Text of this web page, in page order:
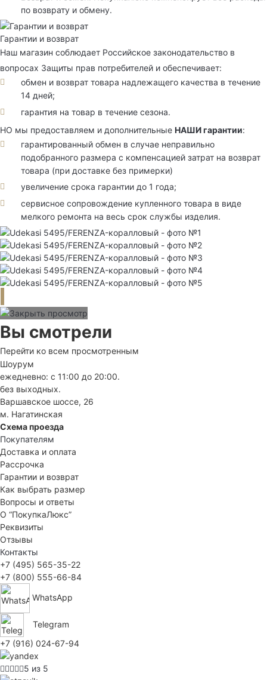
по возврату и обмену.
Гарантии и возврат
Наш магазин соблюдает Российское законодательство в
вопросах Защиты прав потребителей и обеспечивает:
обмен и возврат товара надлежащего качества в течение
14 дней;
гарантия на товар в течение сезона.
НО мы предоставляем и дополнительные НАШИ гарантии:
гарантированный обмен в случае неправильно
подобранного размера с компенсацией затрат на возврат
товара (при доставке без примерки)
увеличение срока гарантии до 1 года;
сервисное сопровождение купленного товара в виде
мелкого ремонта на весь срок службы изделия.
Вы смотрели
Перейти ко всем просмотренным
Шоурум
ежедневно: с 11:00 до 20:00.
без выходных.
Варшавское шоссе, 26
м. Нагатинская
Схема проезда
Покупателям
Доставка и оплата
Рассрочка
Гарантии и возврат
Как выбрать размер
Вопросы и ответы
О “ПокупкаЛюкс”
Реквизиты
Отзывы
Контакты
+7 (495) 565-35-22
+7 (800) 555-66-84
WhatsApp
Telegram
+7 (916) 024-67-94
5 из 5